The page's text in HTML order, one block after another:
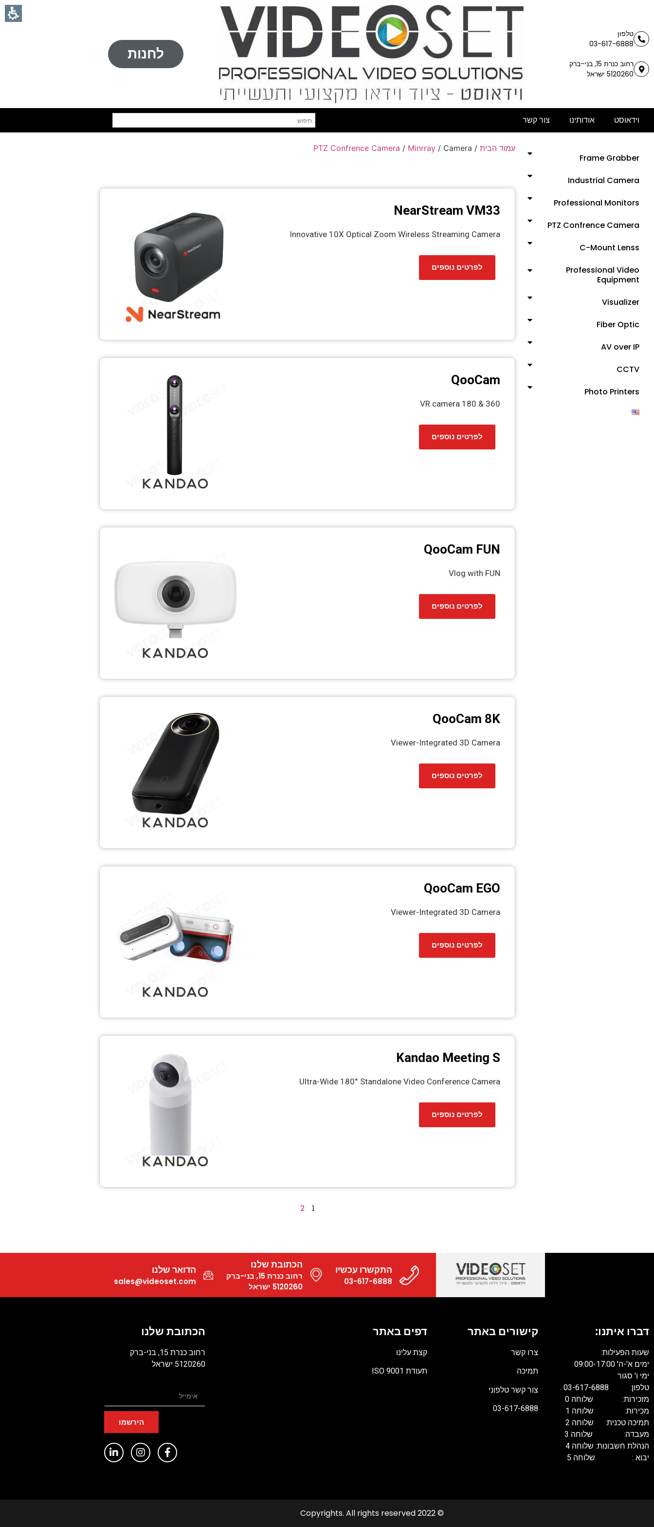
טלפון
03-617-6888
רחוב כנרת 15, בני-ברק
5120260 ישראל
לחנות
וידאוסט אודותינו צור קשר
Frame Grabber
Industrial Camera
Professional Monitors
PTZ Confrence Camera
C-Mount Lenss
Professional Video
Equipment
Visualizer
Fiber Optic
AV over IP
CCTV
Photo Printers
עמוד הבית /
PTZ Confrence Camera / Minrray / Camera
NearStream VM33
Innovative 10X Optical Zoom Wireless Streaming Camera
לפרטים נוספים
QooCam
360 & 180 VR camera
לפרטים נוספים
QooCam FUN
Vlog with FUN
לפרטים נוספים
QooCam 8K
Viewer-Integrated 3D Camera
לפרטים נוספים
QooCam EGO
Viewer-Integrated 3D Camera
לפרטים נוספים
Kandao Meeting S
Ultra-Wide 180° Standalone Video Conference Camera
לפרטים נוספים
1
2
התקשרו עכשיו
03-617-6888
הכתובת שלנו
רחוב כנרת 15, בני-ברק
5120260 ישראל
הדואר שלנו
sales@videoset.com
דברו איתנו:
שעות הפעילות:
ימים א'-ה' 09:00-17:00
ימי ו' סגור
טלפון: 03-617-6888
מזכירות: שלוחה 0
מכירות: שלוחה 1
תמיכה טכנית: שלוחה 2
מעבדה: שלוחה 3
הנהלת חשבונות: שלוחה 4
יבוא : שלוחה 5
קישורים באתר
צרו קשר
תמיכה
צור קשר טלפוני
03-617-6888
דפים באתר
קצת עלינו
תעודת ISO 9001
הכתובת שלנו
רחוב כנרת 15, בני-ברק
5120260 ישראל
הירשמו
© 2022 Copyrights. All rights reserved